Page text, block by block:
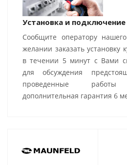
Установка и подключение
Сообщите оператору
желании заказать установку
в течении 5 минут с Вами
для обсуждения
проведенные работы
дополнительная гарантия 6